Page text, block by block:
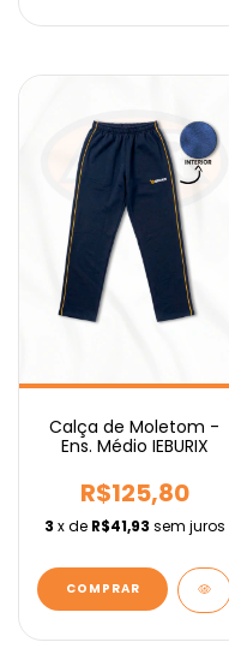
Calça de Moletom -
Ens. Médio IEBURIX
R$125,80
3 x de R$41,93 sem juros
COMPRAR